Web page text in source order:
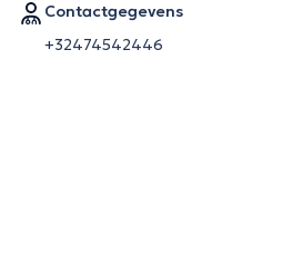
Contactgegevens
+32474542446